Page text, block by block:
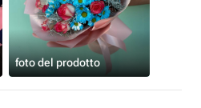
foto del prodotto